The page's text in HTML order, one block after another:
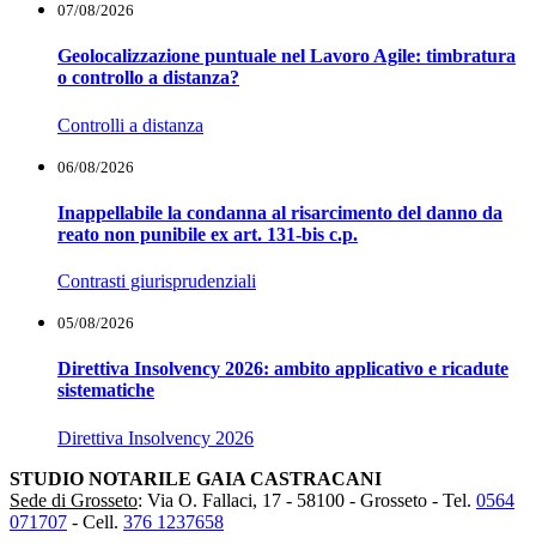
07/08/2026
Geolocalizzazione puntuale nel Lavoro Agile: timbratura
o controllo a distanza?
Controlli a distanza
06/08/2026
Inappellabile la condanna al risarcimento del danno da
reato non punibile ex art. 131-bis c.p.
Contrasti giurisprudenziali
05/08/2026
Direttiva Insolvency 2026: ambito applicativo e ricadute
sistematiche
Direttiva Insolvency 2026
STUDIO NOTARILE GAIA CASTRACANI
Sede di Grosseto: Via O. Fallaci, 17 - 58100 - Grosseto - Tel. 0564
071707 - Cell. 376 1237658